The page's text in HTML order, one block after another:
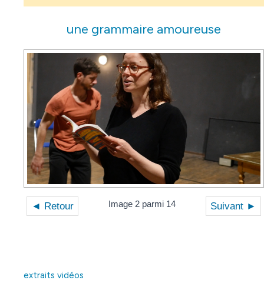
une grammaire amoureuse
◄ Retour Suivant ►
Image 2 parmi 14
extraits vidéos